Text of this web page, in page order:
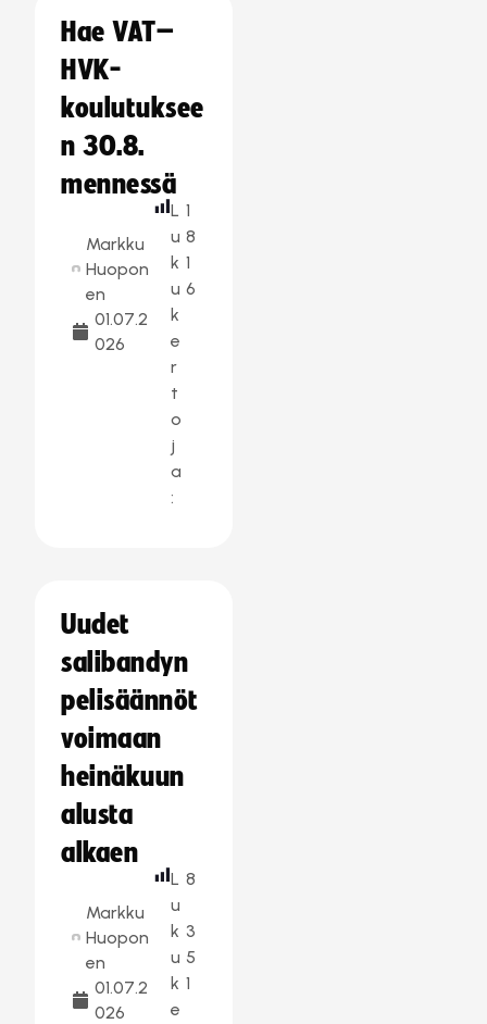
Hae VAT–
HVK-
koulutuksee
n 30.8.
mennessä
Markku
Huopon
en
01.07.2
026
L
u
k
u
k
e
r
t
o
j
a
:
1
8
1
6
Uudet
salibandyn
pelisäännöt
voimaan
heinäkuun
alusta
alkaen
Markku
Huopon
en
01.07.2
026
L
u
k
u
k
e
8
3
5
1